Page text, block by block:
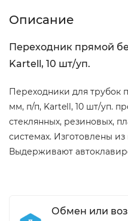
Описание
Переходник прямой
Kartell, 10 шт/уп.
Переходники для трубок
мм, п/п, Kartell, 10 шт/уп.
стеклянных, резиновых,
системах. Изготовлены
Выдерживают
Обмен или